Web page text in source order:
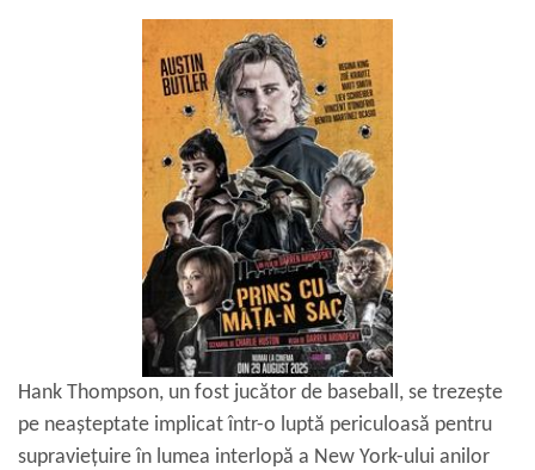
Hank Thompson, un fost jucător de baseball, se trezește
pe neașteptate implicat într-o luptă periculoasă pentru
supraviețuire în lumea interlopă a New York-ului anilor